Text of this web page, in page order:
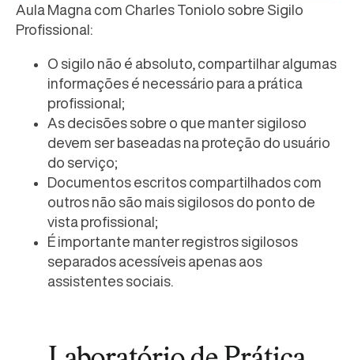
Aula Magna com Charles Toniolo sobre Sigilo
Profissional:
O sigilo não é absoluto, compartilhar algumas
informações é necessário para a prática
profissional;
As decisões sobre o que manter sigiloso
devem ser baseadas na proteção do usuário
do serviço;
Documentos escritos compartilhados com
outros não são mais sigilosos do ponto de
vista profissional;
É importante manter registros sigilosos
separados acessíveis apenas aos
assistentes sociais.